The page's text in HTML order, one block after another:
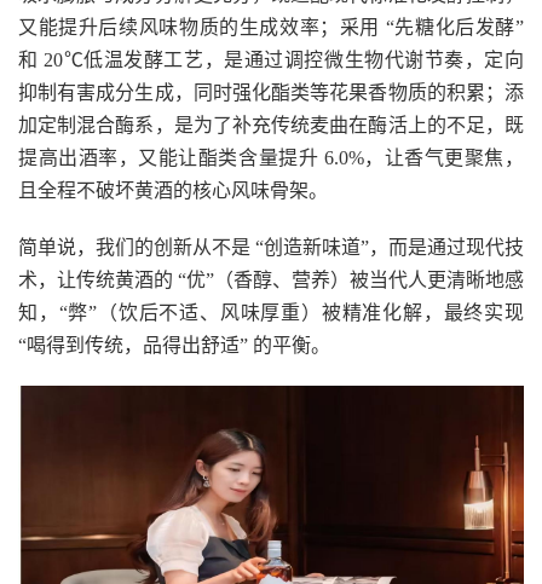
又能提升后续风味物质的生成效率；采用 “先糖化后发酵”
和 20℃低温发酵工艺，是通过调控微生物代谢节奏，定向
抑制有害成分生成，同时强化酯类等花果香物质的积累；添
加定制混合酶系，是为了补充传统麦曲在酶活上的不足，既
提高出酒率，又能让酯类含量提升 6.0%，让香气更聚焦，
且全程不破坏黄酒的核心风味骨架。
简单说，我们的创新从不是 “创造新味道”，而是通过现代技
术，让传统黄酒的 “优”（香醇、营养）被当代人更清晰地感
知，“弊”（饮后不适、风味厚重）被精准化解，最终实现
“喝得到传统，品得出舒适” 的平衡。